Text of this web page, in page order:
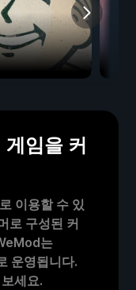
임을 커
이용할 수 있
로 구성된 커
는
운영됩니다.
세요.